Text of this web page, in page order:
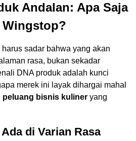
Andalan: Apa Saja
Wingstop?
sadar bahwa yang akan
rasa, bukan sekadar
DNA produk adalah kunci
merek ini layak dihargai mahal
peluang bisnis kuliner yang
di Varian Rasa